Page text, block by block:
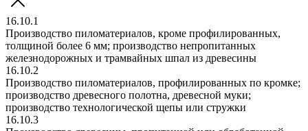
16.10.1
Производство пиломатериалов, кроме профилированных,
толщиной более 6 мм; производство непропитанных
железнодорожных и трамвайных шпал из древесины
16.10.2
Производство пиломатериалов, профилированных по кромке;
производство древесного полотна, древесной муки;
производство технологической щепы или стружки
16.10.3